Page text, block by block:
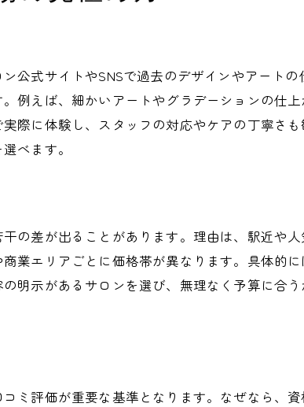
最新デザインの選び方
ンドアートを楽しむ方法
インを調査するポイント
山の注目デザイン紹介
サロンの見極め方
いための事前確認
安心なサービスとは
いやすい店舗の選び方
公式サイトやSNSで過去のデザインやアートの
例えば、細かいアートやグラデーションの仕
際に体験し、スタッフの対応やケアの丁寧さ
べます。
の差が出ることがあります。理由は、駅近や
業エリアごとに価格帯が異なります。具体的
明示があるサロンを選び、無理なく予算に合
ミ評価が重要な基準となります。なぜなら、